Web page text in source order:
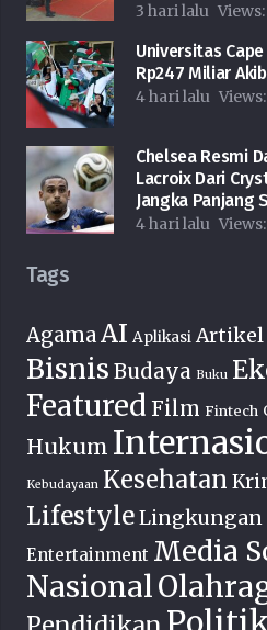
3 hari lalu Views:
Universitas
Rp247 Miliar
4 hari lalu Views:
Chelsea Resmi
Lacroix Dari
Jangka Panjang
4 hari lalu Views:
Tags
AgamaAI Aplikasi Artikel
Bisnis Budaya Buku
Featured Film Fintech
Hukum
Kebudayaan Kesehatan
LifestyleLingkungan
Entertainment Media
Nasional